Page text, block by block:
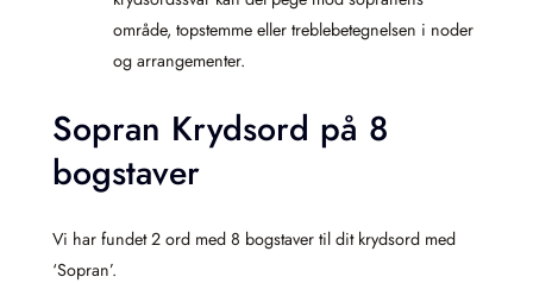
område, topstemme eller treblebetegnelsen i noder
og arrangementer.
Sopran Krydsord på 8
bogstaver
Vi har fundet 2 ord med 8 bogstaver til dit krydsord med
‘Sopran’.